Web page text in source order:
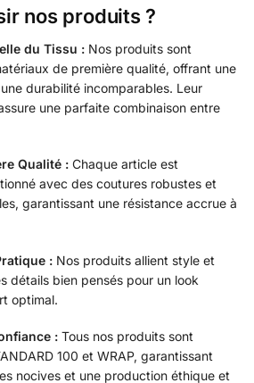
nos produits ?
du Tissu : Nos produits sont
de première qualité, offrant une
durabilité incomparables. Leur
une parfaite combinaison entre
Qualité : Chaque article est
avec des coutures robustes et
garantissant une résistance accrue à
: Nos produits allient style et
détails bien pensés pour un look
optimal.
: Tous nos produits sont
100 et WRAP, garantissant
nocives et une production éthique et